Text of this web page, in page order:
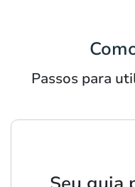
Passos para